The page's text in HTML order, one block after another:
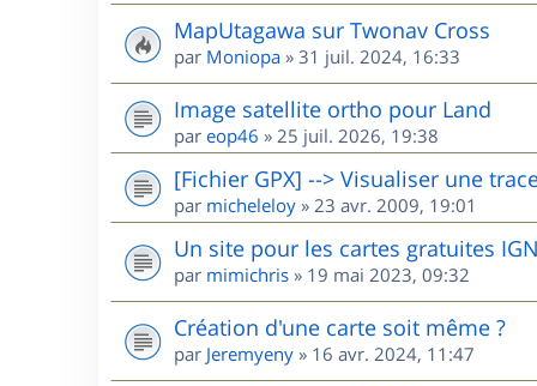
MapUtagawa sur Twonav Cross
par Moniopa » 31 juil. 2024, 16:33
Image satellite ortho pour Land
par eop46 » 25 juil. 2026, 19:38
[Fichier GPX] --> Visualiser une
par micheleloy » 23 avr. 2009, 19:01
Un site pour les cartes gratuites
par mimichris » 19 mai 2023, 09:32
Création d'une carte soit même ?
par Jeremyeny » 16 avr. 2024, 11:47